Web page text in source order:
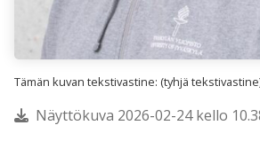
Tämän kuvan tekstivastine: (tyhjä
Näyttökuva 2026-02-24 kello